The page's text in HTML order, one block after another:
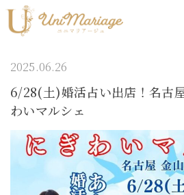
2025.06.26
6/28(土)婚活占い出店！名古
わいマルシェ